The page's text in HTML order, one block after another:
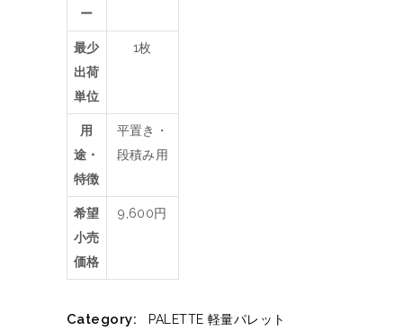
ー
最少
出荷
単位
1枚
用
途・
特徴
平置き・
段積み用
希望
小売
価格
9,600円
Category: PALETTE 軽量パレット